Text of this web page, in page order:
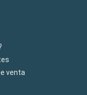
venta